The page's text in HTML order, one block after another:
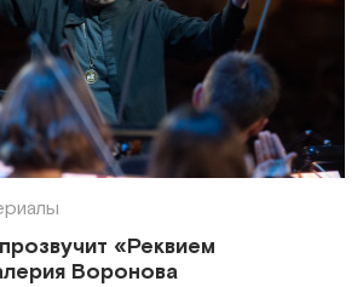
«Реквием
Воронова